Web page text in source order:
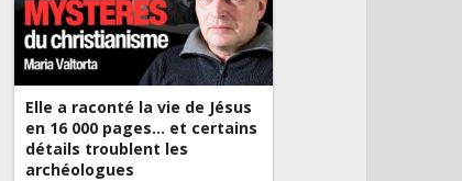
Elle a raconté la vie de Jésus
en 16 000 pages… et certains
détails troublent les
archéologues